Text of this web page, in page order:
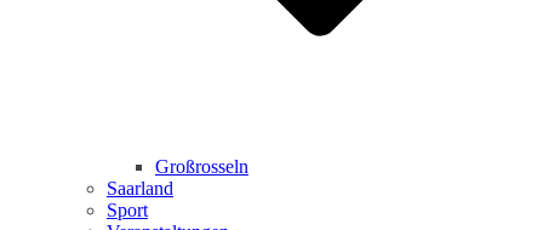
Großrosseln
Saarland
Sport